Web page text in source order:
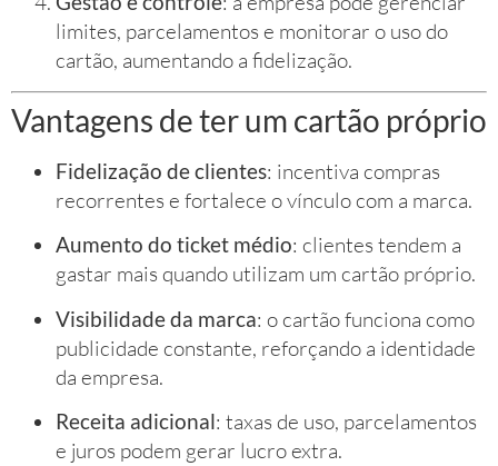
limites, parcelamentos e monitorar o uso do
cartão, aumentando a fidelização.
Vantagens de ter um cartão próprio
Fidelização de clientes: incentiva compras
recorrentes e fortalece o vínculo com a marca.
Aumento do ticket médio: clientes tendem a
gastar mais quando utilizam um cartão próprio.
Visibilidade da marca: o cartão funciona como
publicidade constante, reforçando a identidade
da empresa.
Receita adicional: taxas de uso, parcelamentos
e juros podem gerar lucro extra.